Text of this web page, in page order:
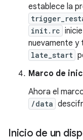
establece la
init.rc
nuevamente y
late_start
Marco de
Ahora el
/data
Inicio de un